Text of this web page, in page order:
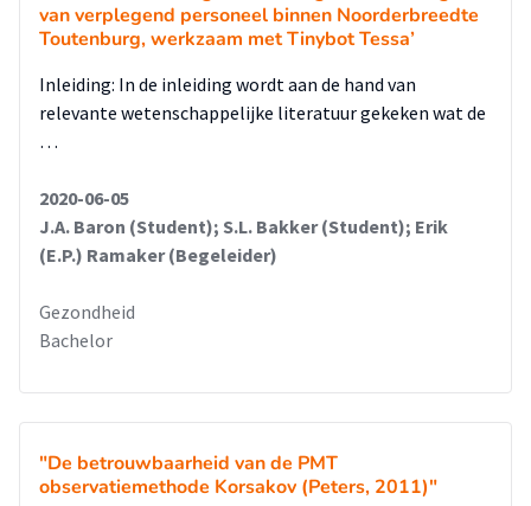
van verplegend personeel binnen Noorderbreedte
Toutenburg, werkzaam met Tinybot Tessa’
Inleiding: In de inleiding wordt aan de hand van
relevante wetenschappelijke literatuur gekeken wat de
…
2020-06-05
J.A. Baron (Student); S.L. Bakker (Student); Erik
(E.P.) Ramaker (Begeleider)
Gezondheid
Bachelor
"De betrouwbaarheid van de PMT
observatiemethode Korsakov (Peters, 2011)"